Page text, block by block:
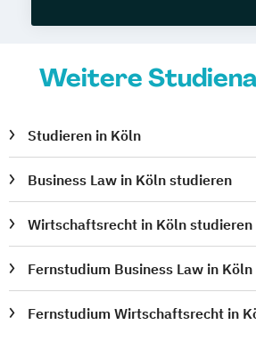
Weitere
Studieren in Köln
Business Law in Köln studieren
Wirtschaftsrecht in Köln studieren
Fernstudium Business Law in
Fernstudium Wirtschaftsrecht in